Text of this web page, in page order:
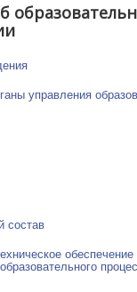
управления
состав
обеспечение